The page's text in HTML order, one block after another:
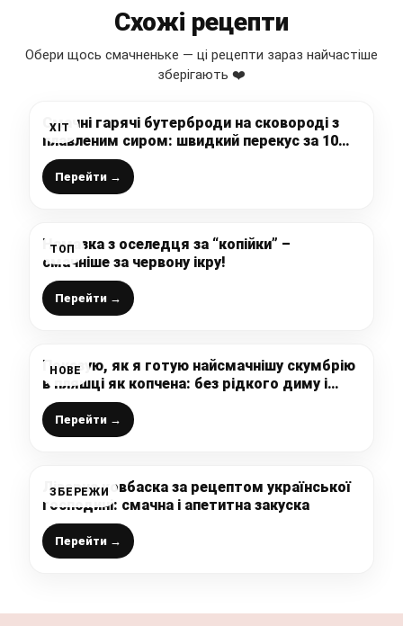
Схожі рецепти
Обери щось смачненьке — ці рецепти зараз найчастіше
зберігають ❤️
ХІТ
Смачні гарячі бутерброди на сковороді з
плавленим сиром: швидкий перекус за 10
хвилин, який сподобається всім
Перейти →
ТОП
Намазка з оселедця за “копійки” –
смачніше за червону ікру!
Перейти →
НОВЕ
Показую, як я готую найсмачнішу скумбрію
в пляшці як копчена: без рідкого диму і
хімії, просто додаю секретний інгредієнт,
який є на будь-якій кухні
Перейти →
ЗБЕРЕЖИ
Ліверна ковбаска за рецептом української
господині: смачна і апетитна закуска
Перейти →